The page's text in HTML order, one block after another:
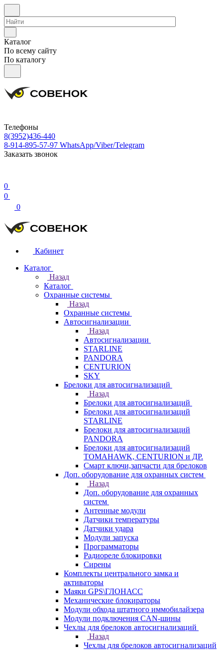
Каталог
По всему сайту
По каталогу
Телефоны
8(3952)436-440
8-914-895-57-97 WhatsApp/Viber/Telegram
Заказать звонок
0
0
0
Кабинет
Каталог
Назад
Каталог
Охранные системы
Назад
Охранные системы
Автосигнализации
Назад
Автосигнализации
STARLINE
PANDORA
CENTURION
SKY
Брелоки для автосигнализаций
Назад
Брелоки для автосигнализаций
Брелоки для автосигнализаций
STARLINE
Брелоки для автосигнализаций
PANDORA
Брелоки для автосигнализаций
TOMAHAWK, CENTURION и ДР.
Смарт ключи,запчасти для брелоков
Доп. оборудование для охранных систем
Назад
Доп. оборудование для охранных
систем
Антенные модули
Датчики температуры
Датчики удара
Модули запуска
Программаторы
Радиореле блокировки
Сирены
Комплекты центрального замка и
активаторы
Маяки GPS\ГЛОНАСС
Механические блокираторы
Модули обхода штатного иммобилайзера
Модули подключения CAN-шины
Чехлы для брелоков автосигнализаций
Назад
Чехлы для брелоков автосигнализаций